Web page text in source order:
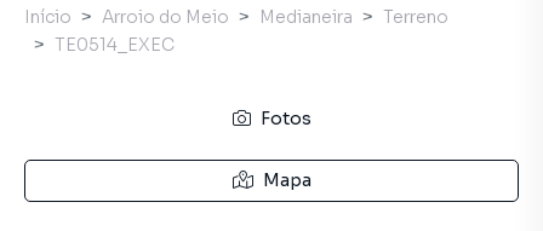
Início Arroio do Meio Medianeira
Terreno
TE0514_EXEC
Fotos
Mapa